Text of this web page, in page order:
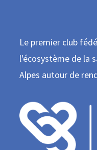
Le premier club
l'écosystème de la
Alpes autour de